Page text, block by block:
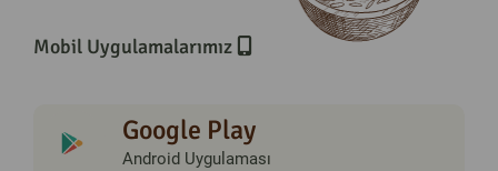
Mobil Uygulamalarımız
Google Play
Android Uygulaması